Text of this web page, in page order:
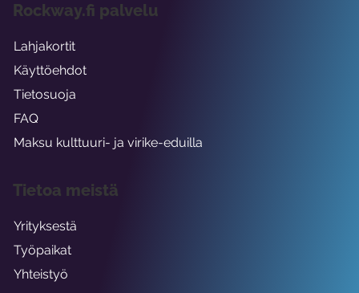
Rockway.fi palvelu
Lahjakortit
Käyttöehdot
Tietosuoja
FAQ
Maksu kulttuuri- ja virike-eduilla
Tietoa meistä
Yrityksestä
Työpaikat
Yhteistyö